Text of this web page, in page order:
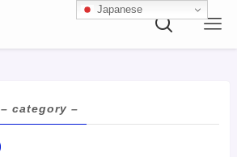
– category –
Japanese